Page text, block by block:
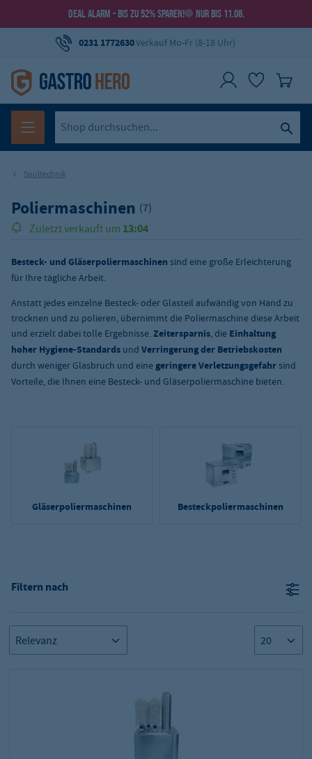
DEAL ALARM - BIS ZU 52% SPAREN! NUR BIS 11.08.
0231 1772630Verkauf Mo-Fr (8-18 Uhr)
Spültechnik
Poliermaschinen (7)
Zuletzt verkauft um 13:04
Besteck- und Gläserpoliermaschinen sind eine große Erleichterung
für Ihre tägliche Arbeit.
Anstatt jedes einzelne Besteck- oder Glasteil aufwändig von Hand zu
trocknen und zu polieren, übernimmt die Poliermaschine diese Arbeit
und erzielt dabei tolle Ergebnisse.Zeitersparnis, die Einhaltung
hoher Hygiene-Standards und Verringerung der Betriebskosten
durch weniger Glasbruch und einegeringere Verletzungsgefahr sind
Vorteile, die Ihnen eine Besteck- und Gläserpoliermaschine bieten.
Gläserpoliermaschinen Besteckpoliermaschinen
Filtern nach